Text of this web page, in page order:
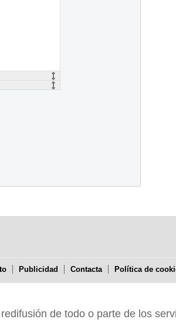
Publicidad Contacta Política de
de todo o parte de los